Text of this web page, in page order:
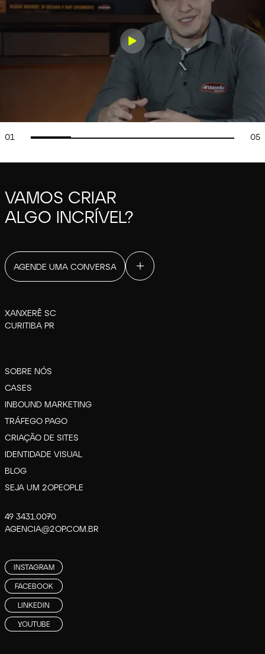
01 05
VAMOS CRIAR
ALGO INCRÍVEL?
AGENDE UMA CONVERSA
XANXERÊ SC
CURITIBA PR
SOBRE NÓS
CASES
INBOUND MARKETING
TRÁFEGO PAGO
CRIAÇÃO DE SITES
IDENTIDADE VISUAL
BLOG
SEJA UM 2OPEOPLE
49 3431.0070
AGENCIA@2OP.COM.BR
INSTAGRAM
FACEBOOK
LINKEDIN
YOUTUBE